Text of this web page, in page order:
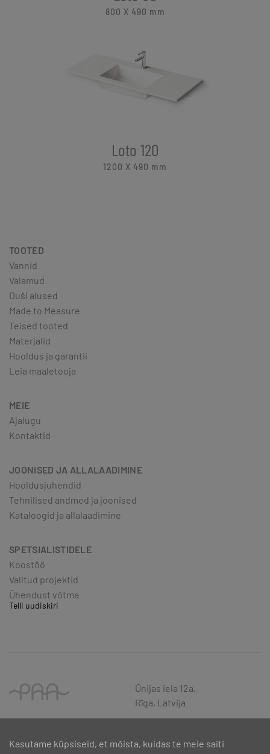
800 X 490 mm
Loto 120
1200 X 490 mm
TOOTED
Vannid
Valamud
Duši alused
Made to Measure
Teised tooted
Materjalid
Hooldus ja garantii
Leia maaletooja
MEIE
Ajalugu
Kontaktid
JOONISED JA ALLALAADIMINE
Hooldusjuhendid
Tehnilised andmed ja joonised
Kataloogid ja allalaadimine
SPETSIALISTIDELE
Koostöö
Valitud projektid
Ühendust võtma
Telli uudiskiri
Ūnijas iela 12a,
Rīga, Latvija
Kasutame küpsiseid, et mõista, kuidas te meie saiti